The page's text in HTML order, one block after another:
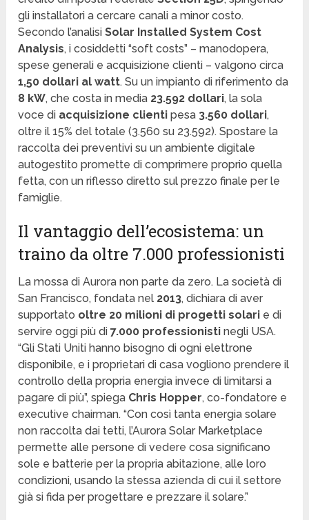
gli installatori a cercare canali a minor costo.
Secondo l’analisiSolar Installed System Cost
Analysis, i cosiddetti “soft costs” – manodopera,
spese generali e acquisizione clienti – valgono circa
1,50 dollari al watt. Su un impianto di riferimento da
8 kW, che costa in media 23.592 dollari, la sola
voce di acquisizione clienti pesa 3.560 dollari,
oltre il 15% del totale (3.560 su 23.592). Spostare la
raccolta dei preventivi su un ambiente digitale
autogestito promette di comprimere proprio quella
fetta, con un riflesso diretto sul prezzo finale per le
famiglie.
Il vantaggio dell’ecosistema: un
traino da oltre 7.000 professionisti
La mossa di Aurora non parte da zero. La società di
San Francisco, fondata nel 2013, dichiara di aver
supportato oltre 20 milioni di progetti solari e di
servire oggi più di7.000 professionisti negli USA.
“Gli Stati Uniti hanno bisogno di ogni elettrone
disponibile, e i proprietari di casa vogliono prendere il
controllo della propria energia invece di limitarsi a
pagare di più”, spiega Chris Hopper, co-fondatore e
executive chairman. “Con così tanta energia solare
non raccolta dai tetti, l’Aurora Solar Marketplace
permette alle persone di vedere cosa significano
sole e batterie per la propria abitazione, alle loro
condizioni, usando la stessa azienda di cui il settore
già si fida per progettare e prezzare il solare.”